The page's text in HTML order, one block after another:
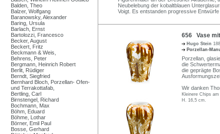
Balden, Theo
Balzer, Wolfgang
Baranowsky, Alexander
Baring, Ursula
Barlach, Ernst
Bartolozzi, Francesco
Becker, August
Beckert, Fritz
Beckmann & Weis,
Behrens, Peter
Bergmann, Heinrich Robert
Berlit, Rüdiger
Berndt, Siegfried
Bernhard Bloch, Porzellan- Ofen-
und Terrakottafab,
Bertling, Carl
Birnstengel, Richard
Bochmann, Max
Böhm, Eduard
Böhme, Lothar
Börner, Emil Paul
Bosse, Gerhard
Neubelebung der kobaltblauen
Voigt. Es entstanden progressive Entwürfe
656 Vase
Hugo Stein
Porzellan-
Porzellan,
die
die geprägte
Wir danken
Kleinere Chips
H. 16,5 cm.